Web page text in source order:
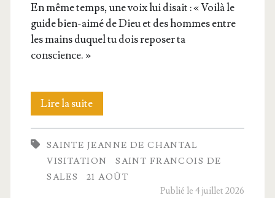
En même temps, une voix lui disait : « Voi­là le
guide bien-aimé de Dieu et des hommes entre
les mains duquel tu dois repo­ser ta
conscience. »
Lire la suiteSainte
Jeanne-
Fran­
çoise
SAINTE JEANNE DE CHANTAL
VISITATION
SAINT FRANCOIS DE
SALES
21 AOÛT
Publié le 4 juillet 2026